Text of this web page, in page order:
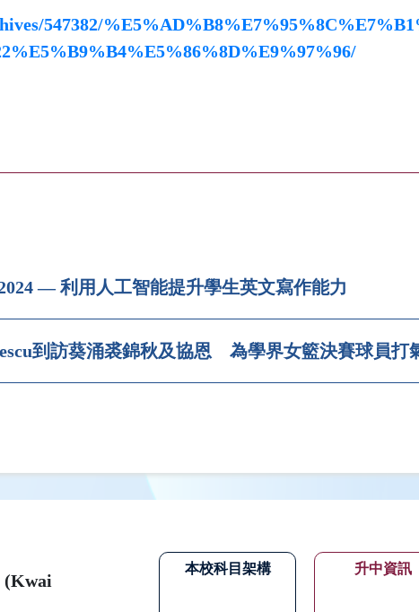
547382/
— 利用人工智能提升學生英文寫作能力
到訪葵涌裘錦秋及協恩 為學界女籃決賽球員打
本校科目架構 升中資訊
(Kwai